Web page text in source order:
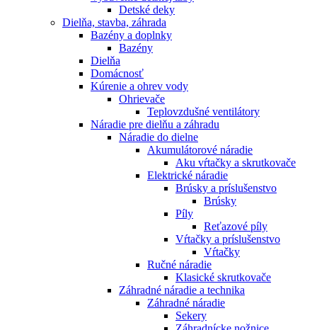
Detské deky
Dielňa, stavba, záhrada
Bazény a doplnky
Bazény
Dielňa
Domácnosť
Kúrenie a ohrev vody
Ohrievače
Teplovzdušné ventilátory
Náradie pre dielňu a záhradu
Náradie do dielne
Akumulátorové náradie
Aku vŕtačky a skrutkovače
Elektrické náradie
Brúsky a príslušenstvo
Brúsky
Píly
Reťazové píly
Vŕtačky a príslušenstvo
Vŕtačky
Ručné náradie
Klasické skrutkovače
Záhradné náradie a technika
Záhradné náradie
Sekery